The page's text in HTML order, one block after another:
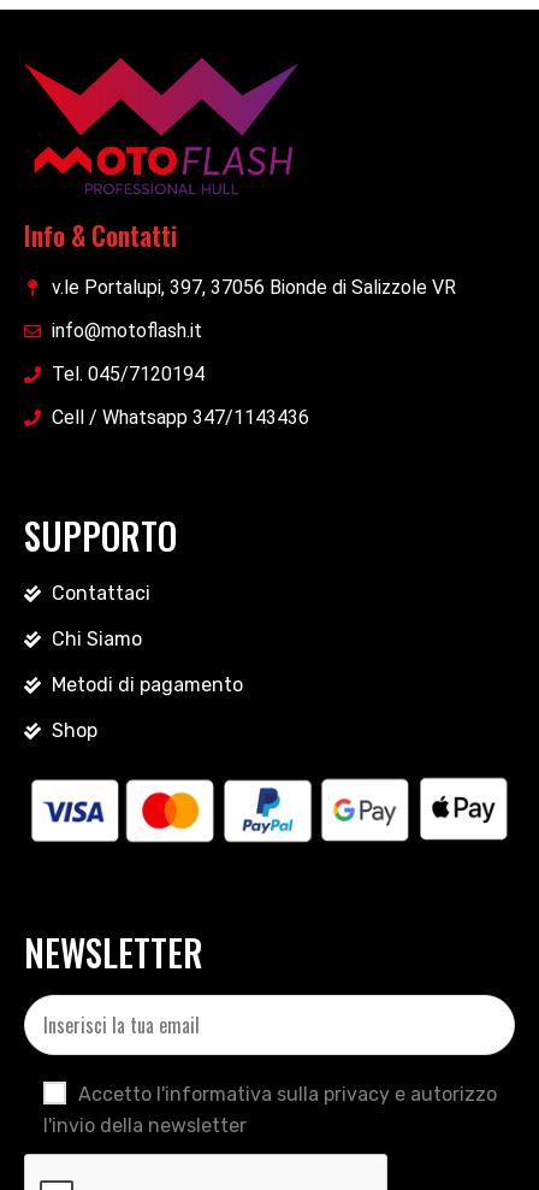
Info & Contatti
v.le Portalupi, 397, 37056 Bionde di Salizzole VR
info@motoflash.it
Tel. 045/7120194
Cell / Whatsapp 347/1143436
SUPPORTO
Contattaci
Chi Siamo
Metodi di pagamento
Shop
NEWSLETTER
Accetto l'informativa sulla privacy e autorizzo
l'invio della newsletter